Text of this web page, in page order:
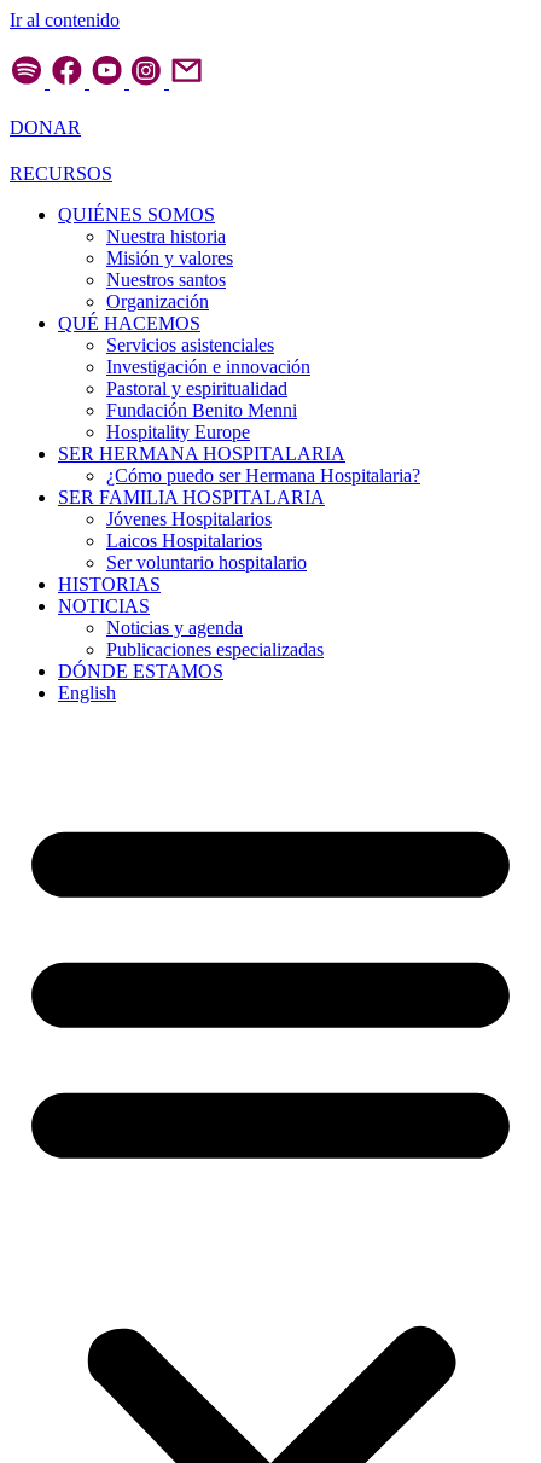
Ir al contenido
DONAR
RECURSOS
QUIÉNES SOMOS
Nuestra historia
Misión y valores
Nuestros santos
Organización
QUÉ HACEMOS
Servicios asistenciales
Investigación e innovación
Pastoral y espiritualidad
Fundación Benito Menni
Hospitality Europe
SER HERMANA HOSPITALARIA
¿Cómo puedo ser Hermana Hospitalaria?
SER FAMILIA HOSPITALARIA
Jóvenes Hospitalarios
Laicos Hospitalarios
Ser voluntario hospitalario
HISTORIAS
NOTICIAS
Noticias y agenda
Publicaciones especializadas
DÓNDE ESTAMOS
English